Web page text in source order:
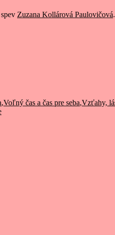
Zuzana Kollárová Paulovičová
,Voľný čas a čas pre seba,Vzťahy,